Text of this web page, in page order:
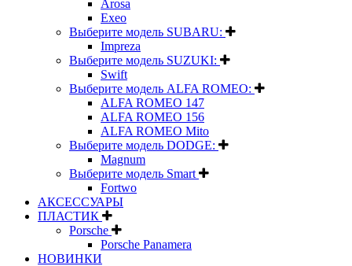
Arosa
Exeo
Выберите модель SUBARU:
Impreza
Выберите модель SUZUKI:
Swift
Выберите модель ALFA ROMEO:
ALFA ROMEO 147
ALFA ROMEO 156
ALFA ROMEO Mito
Выберите модель DODGE:
Magnum
Выберите модель Smart
Fortwo
АКСЕССУАРЫ
ПЛАСТИК
Porsche
Porsche Panamera
НОВИНКИ